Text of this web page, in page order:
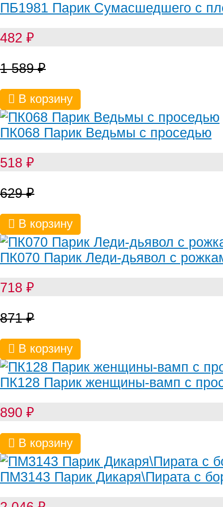
ПБ1981 Парик Сумасшедшего с
482 ₽
1 589₽
В корзину
ПК068 Парик Ведьмы с проседью
518 ₽
629₽
В корзину
ПК070 Парик Леди-дьявол с
718 ₽
871₽
В корзину
ПК128 Парик женщины-вамп с
890 ₽
В корзину
ПМ3143 Парик Дикаря\Пирата с